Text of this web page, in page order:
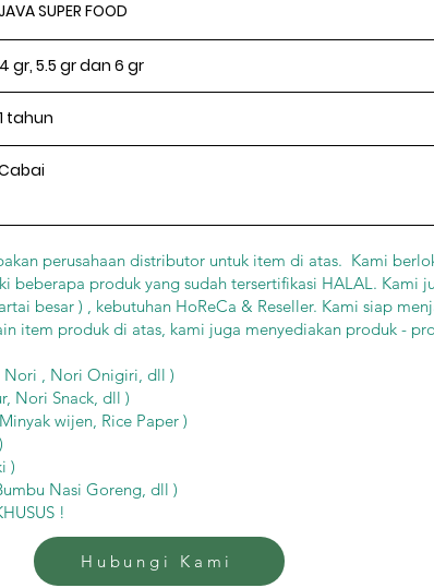
SUPER FOOD
4 gr, 5.5 gr dan 6 gr
1 tahun
perusahaan distributor untuk item di atas. Kami
beberapa produk yang sudah tersertifikasi HALAL. Kami
besar ) , kebutuhan HoReCa & Reseller. Kami siap
item produk di atas, kami juga menyediakan produk -
Nori , Nori Onigiri, dll )
Nori Snack, dll )
wijen, Rice Paper )
)
Nasi Goreng, dll )
!
Hubungi Kami